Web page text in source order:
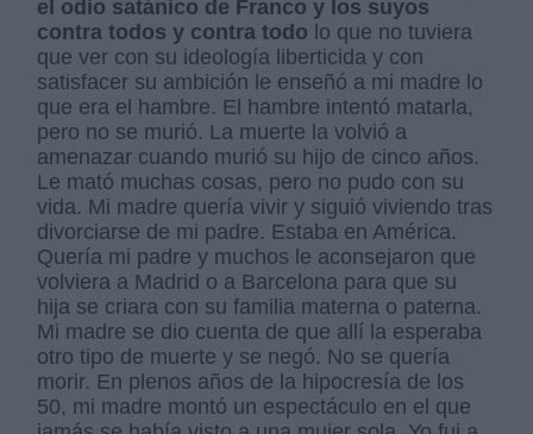
el odio satánico de Franco y los suyos
contra todos y contra todo lo que no tuviera
que ver con su ideología liberticida y con
satisfacer su ambición le enseñó a mi madre lo
que era el hambre. El hambre intentó matarla,
pero no se murió. La muerte la volvió a
amenazar cuando murió su hijo de cinco años.
Le mató muchas cosas, pero no pudo con su
vida. Mi madre quería vivir y siguió viviendo tras
divorciarse de mi padre. Estaba en América.
Quería mi padre y muchos le aconsejaron que
volviera a Madrid o a Barcelona para que su
hija se criara con su familia materna o paterna.
Mi madre se dio cuenta de que allí la esperaba
otro tipo de muerte y se negó. No se quería
morir. En plenos años de la hipocresía de los
50, mi madre montó un espectáculo en el que